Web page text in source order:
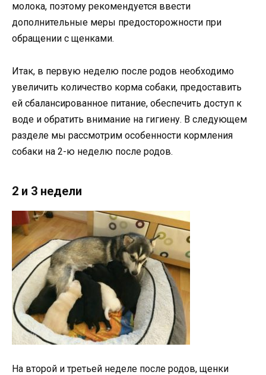
молока, поэтому рекомендуется ввести
дополнительные меры предосторожности при
обращении с щенками.
Итак, в первую неделю после родов необходимо
увеличить количество корма собаки, предоставить
ей сбалансированное питание, обеспечить доступ к
воде и обратить внимание на гигиену. В следующем
разделе мы рассмотрим особенности кормления
собаки на 2-ю неделю после родов.
2 и 3 недели
На второй и третьей неделе после родов, щенки